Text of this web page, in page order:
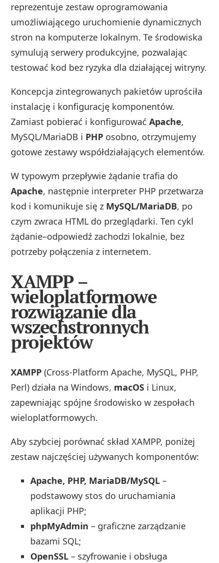
reprezentuje zestaw oprogramowania
umożliwiającego uruchomienie dynamicznych
stron na komputerze lokalnym. Te środowiska
symulują serwery produkcyjne, pozwalając
testować kod bez ryzyka dla działającej witryny.
Koncepcja zintegrowanych pakietów uprościła
instalację i konfigurację komponentów.
Zamiast pobierać i konfigurowaćApache,
MySQL/MariaDB i PHP osobno, otrzymujemy
gotowe zestawy współdziałających elementów.
W typowym przepływie żądanie trafia do
Apache, następnie interpreter PHP przetwarza
kod i komunikuje się z MySQL/MariaDB, po
czym zwraca HTML do przeglądarki. Ten cykl
żądanie–odpowiedź zachodzi lokalnie, bez
potrzeby połączenia z internetem.
XAMPP –
wieloplatformowe
rozwiązanie dla
wszechstronnych
projektów
XAMPP (Cross-Platform Apache, MySQL, PHP,
Perl) działa na Windows, macOS i Linux,
zapewniając spójne środowisko w zespołach
wieloplatformowych.
Aby szybciej porównać skład XAMPP, poniżej
zestaw najczęściej używanych komponentów:
Apache, PHP, MariaDB/MySQL –
podstawowy stos do uruchamiania
aplikacji PHP;
phpMyAdmin – graficzne zarządzanie
bazami SQL;
OpenSSL – szyfrowanie i obsługa